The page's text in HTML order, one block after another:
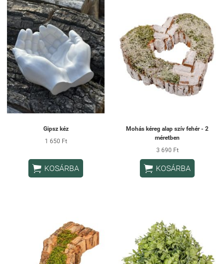
Gipsz kéz
1 650 Ft
 KOSÁRBA
Mohás kéreg alap szív fehér - 2
méretben
3 690 Ft
 KOSÁRBA